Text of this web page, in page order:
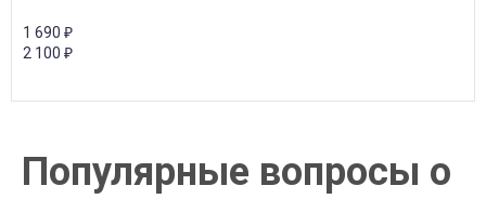
1 690 ₽
2 100 ₽
Популярные вопросы о